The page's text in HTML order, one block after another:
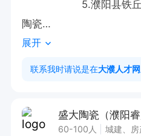
5.濮阳
陶瓷
6.范县
盛大陶瓷
2.维护和增进与客户的业
展开
联系我时请说是在大濮人才网
60-100人 城建、